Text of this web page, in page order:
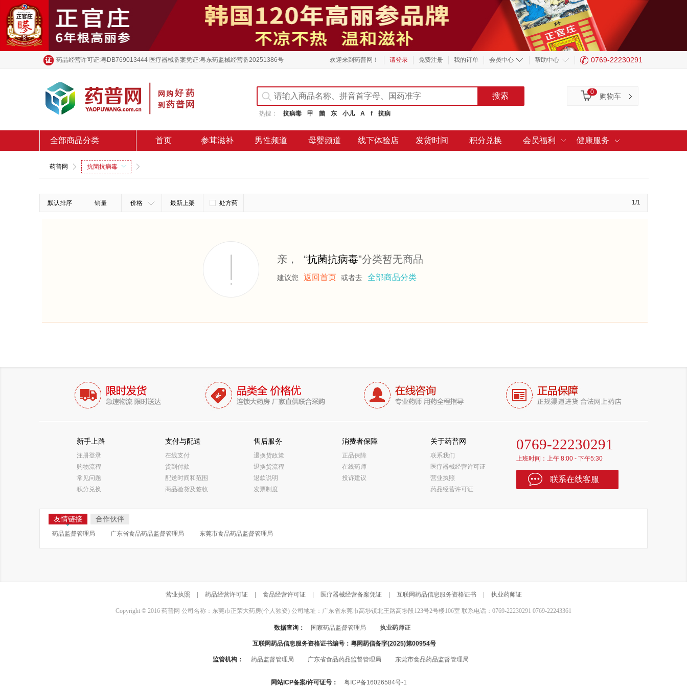
药品经营许可证:粤DB769013444 医疗器械备案凭证:粤东药监械经营备20251386号 欢迎来到药普网！ 请登录 免费注册 我的订单 会员中心 帮助中心 0769-22230291
热搜： 抗病毒 甲 菌 东 小儿 A f 抗病
购物车
0
全部商品分类 首页 参茸滋补 男性频道 母婴频道 线下体验店 发货时间 积分兑换 会员福利 健康服务
药普网 抗菌抗病毒
默认排序 销量 价格 最新上架 处方药 1/1
亲， “抗菌抗病毒”分类暂无商品
建议您 返回首页 或者去 全部商品分类
新手上路
注册登录
购物流程
常见问题
积分兑换
支付与配送
在线支付
货到付款
配送时间和范围
商品验货及签收
售后服务
退换货政策
退换货流程
退款说明
发票制度
消费者保障
正品保障
在线药师
投诉建议
关于药普网
联系我们
医疗器械经营许可证
营业执照
药品经营许可证
0769-22230291
上班时间：上午 8:00 - 下午5:30
联系在线客服
友情链接 合作伙伴
药品监督管理局 广东省食品药品监督管理局 东莞市食品药品监督管理局
营业执照 药品经营许可证 食品经营许可证 医疗器械经营备案凭证 互联网药品信息服务资格证书 执业药师证
Copyright © 2016 药普网 公司名称：东莞市正荣大药房(个人独资) 公司地址：广东省东莞市高埗镇北王路高埗段123号2号楼106室 联系电话：0769-22230291 0769-22243361
数据查询： 国家药品监督管理局 执业药师证
互联网药品信息服务资格证书编号： 粤网药信备字(2025)第00954号
监管机构： 药品监督管理局 广东省食品药品监督管理局 东莞市食品药品监督管理局
网站ICP备案/许可证号： 粤ICP备16026584号-1